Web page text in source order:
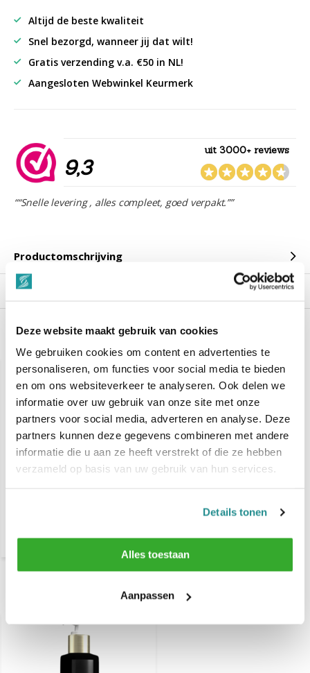
Deze website maakt gebruik van cookies
We gebruiken cookies om content en advertenties te
personaliseren, om functies voor social media te bieden
en om ons websiteverkeer te analyseren. Ook delen we
informatie over uw gebruik van onze site met onze
partners voor social media, adverteren en analyse. Deze
partners kunnen deze gegevens combineren met andere
informatie die u aan ze heeft verstrekt of die ze hebben
verzameld op basis van uw gebruik van hun services.
Details tonen
Alles toestaan
Aanpassen
Altijd de beste kwaliteit
Snel bezorgd, wanneer jij dat wilt!
Gratis verzending v.a. €50 in NL!
Aangesloten Webwinkel Keurmerk
9,3
uit 3000+ reviews
““Snelle levering , alles compleet, goed verpakt.””
Productomschrijving
Reviews
Gerelateerde producten
€ 13,95